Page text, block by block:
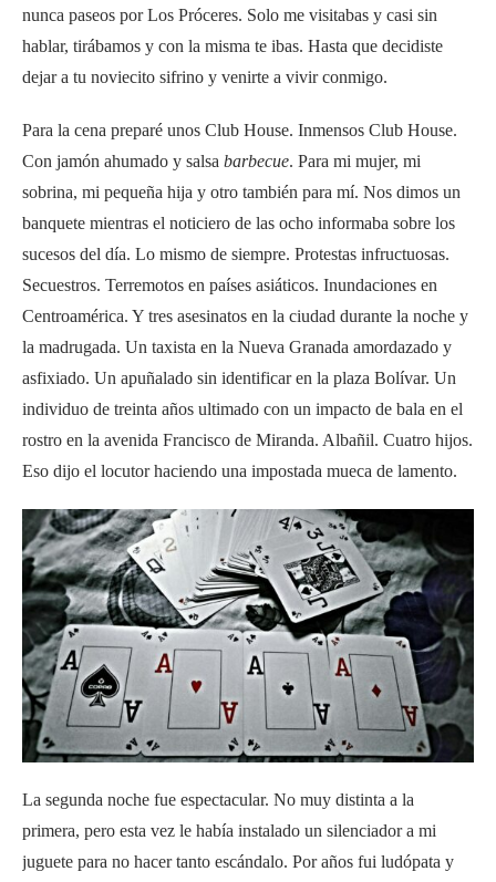
nunca paseos por Los Próceres. Solo me visitabas y casi sin
hablar, tirábamos y con la misma te ibas. Hasta que decidiste
dejar a tu noviecito sifrino y venirte a vivir conmigo.
Para la cena preparé unos Club House. Inmensos Club House.
Con jamón ahumado y salsa barbecue. Para mi mujer, mi
sobrina, mi pequeña hija y otro también para mí. Nos dimos un
banquete mientras el noticiero de las ocho informaba sobre los
sucesos del día. Lo mismo de siempre. Protestas infructuosas.
Secuestros. Terremotos en países asiáticos. Inundaciones en
Centroamérica. Y tres asesinatos en la ciudad durante la noche y
la madrugada. Un taxista en la Nueva Granada amordazado y
asfixiado. Un apuñalado sin identificar en la plaza Bolívar. Un
individuo de treinta años ultimado con un impacto de bala en el
rostro en la avenida Francisco de Miranda. Albañil. Cuatro hijos.
Eso dijo el locutor haciendo una impostada mueca de lamento.
La segunda noche fue espectacular. No muy distinta a la
primera, pero esta vez le había instalado un silenciador a mi
juguete para no hacer tanto escándalo. Por años fui ludópata y